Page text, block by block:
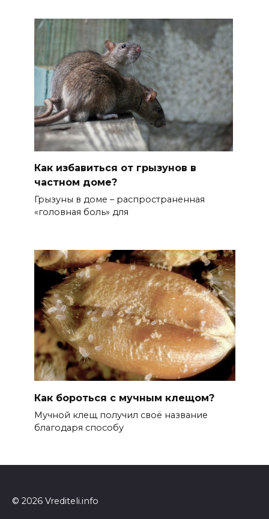
Как избавиться от грызунов в
частном доме?
Грызуны в доме – распространенная
«головная боль» для
Как бороться с мучным клещом?
Мучной клещ получил своё название
благодаря способу
© 2026 Vrediteli.info